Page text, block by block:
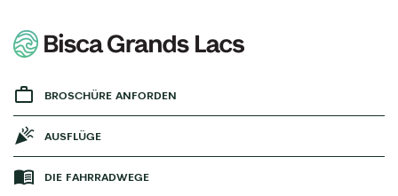
BROSCHÜRE ANFORDEN
AUSFLÜGE
DIE FAHRRADWEGE